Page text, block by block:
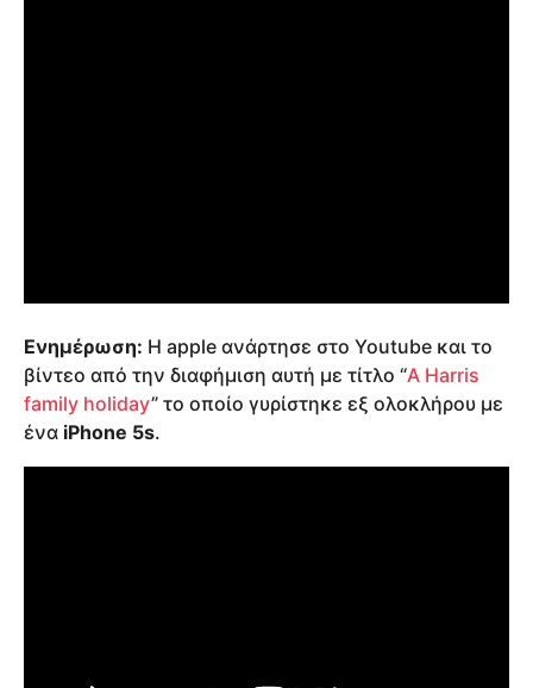
Ενημέρωση: Η apple ανάρτησε στο Youtube και το
βίντεο από την διαφήμιση αυτή με τίτλο “A Harris
family holiday” το οποίο γυρίστηκε εξ ολοκλήρου με
ένα iPhone 5s.